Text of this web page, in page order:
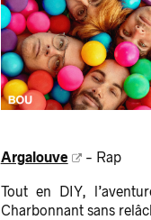
Argalouve - Rap
Tout en DIY,
Charbonnant sans